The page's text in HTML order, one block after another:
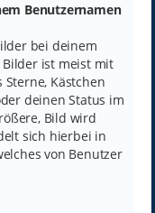
Benutzernamen
bei deinem
Bilder ist meist mit
Kästchen
deinen Status im
Bild wird
sich hierbei in
von Benutzer